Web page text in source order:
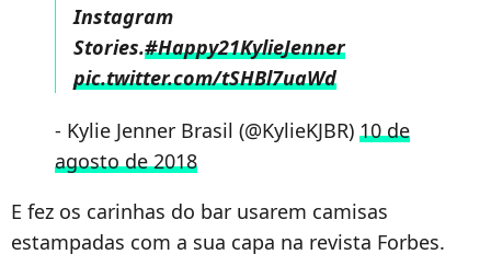
Instagram
Stories.#Happy21KylieJenner
pic.twitter.com/tSHBl7uaWd
- Kylie Jenner Brasil (@KylieKJBR) 10 de
agosto de 2018
E fez os carinhas do bar usarem camisas
estampadas com a sua capa na revista Forbes.